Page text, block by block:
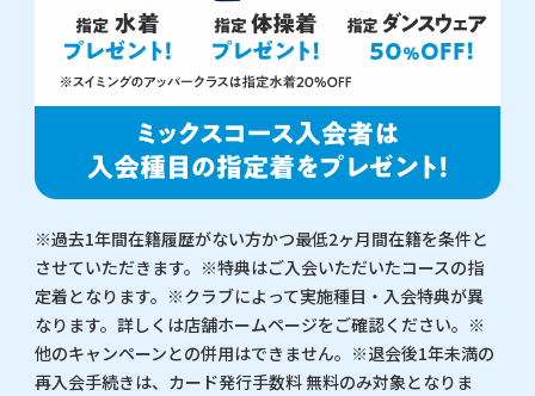
※過去1年間在籍履歴がない方かつ最低2ヶ月間在籍を条件と
させていただきます。※特典はご入会いただいたコースの指
定着となります。※クラブによって実施種目・入会特典が異
なります。詳しくは店舗ホームページをご確認ください。※
他のキャンペーンとの併用はできません。※退会後1年未満の
再入会手続きは、カード発行手数料 無料のみ対象となりま